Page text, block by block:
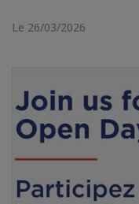
Le 26/03/2026